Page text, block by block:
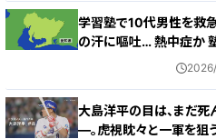
学習塾で10代男性を救
の汗に嘔吐… 熱中症か
消防に通報 名古屋
大島洋平の目は、まだ死
―。虎視眈々と一軍を狙